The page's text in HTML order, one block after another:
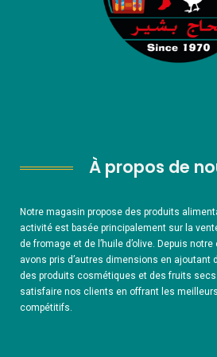
À propos de
Notre magasin propose des produits
activité est basée principalement sur la
de fromage et de l’huile d’olive. Depuis
avons pris d’autres dimensions en ajoutant
des produits cosmétiques et des fruits
satisfaire nos clients en offrant les
compétitifs.